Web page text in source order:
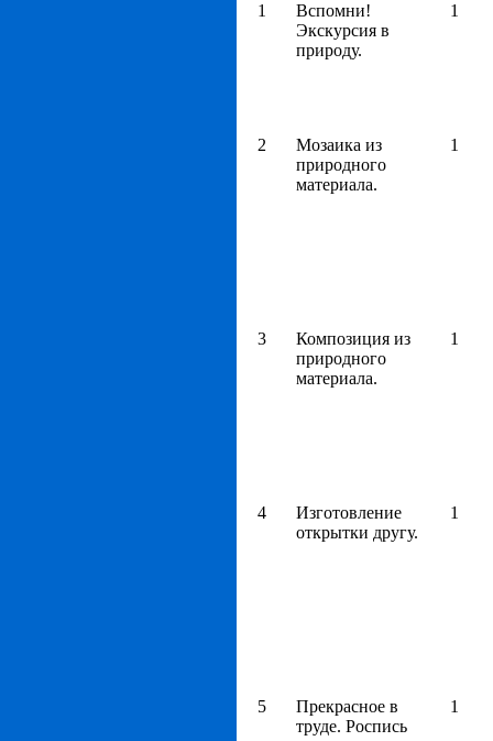
1
Вспомни!
Экскурсия в
природу.
1
2
Мозаика из
природного
материала.
1
3
Композиция из
природного
материала.
1
4
Изготовление
открытки другу.
1
5
Прекрасное в
труде. Роспись
1